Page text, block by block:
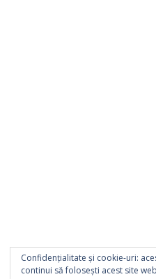
Confidențialitate și cookie-uri:
continui să folosești acest site